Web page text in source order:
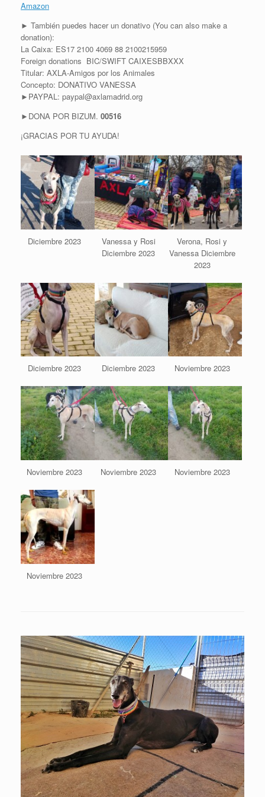
Amazon
► También puedes hacer un donativo (You can also make a
donation):
La Caixa: ES17 2100 4069 88 2100215959
Foreign donations BIC/SWIFT CAIXESBBXXX
Titular: AXLA-Amigos por los Animales
Concepto: DONATIVO VANESSA
►PAYPAL: paypal@axlamadrid.org
►DONA POR BIZUM. 00516
¡GRACIAS POR TU AYUDA!
Diciembre 2023
Vanessa y Rosi
Diciembre 2023
Verona, Rosi y
Vanessa Diciembre
2023
Diciembre 2023 Diciembre 2023 Noviembre 2023
Noviembre 2023 Noviembre 2023 Noviembre 2023
Noviembre 2023